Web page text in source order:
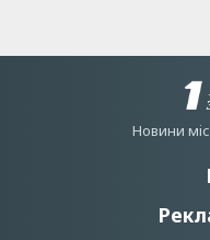
Новини